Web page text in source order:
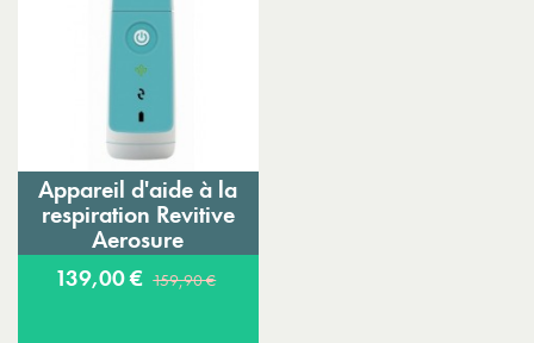
Appareil d'aide à la
respiration Revitive
Aerosure
139,00 € 159,90 €